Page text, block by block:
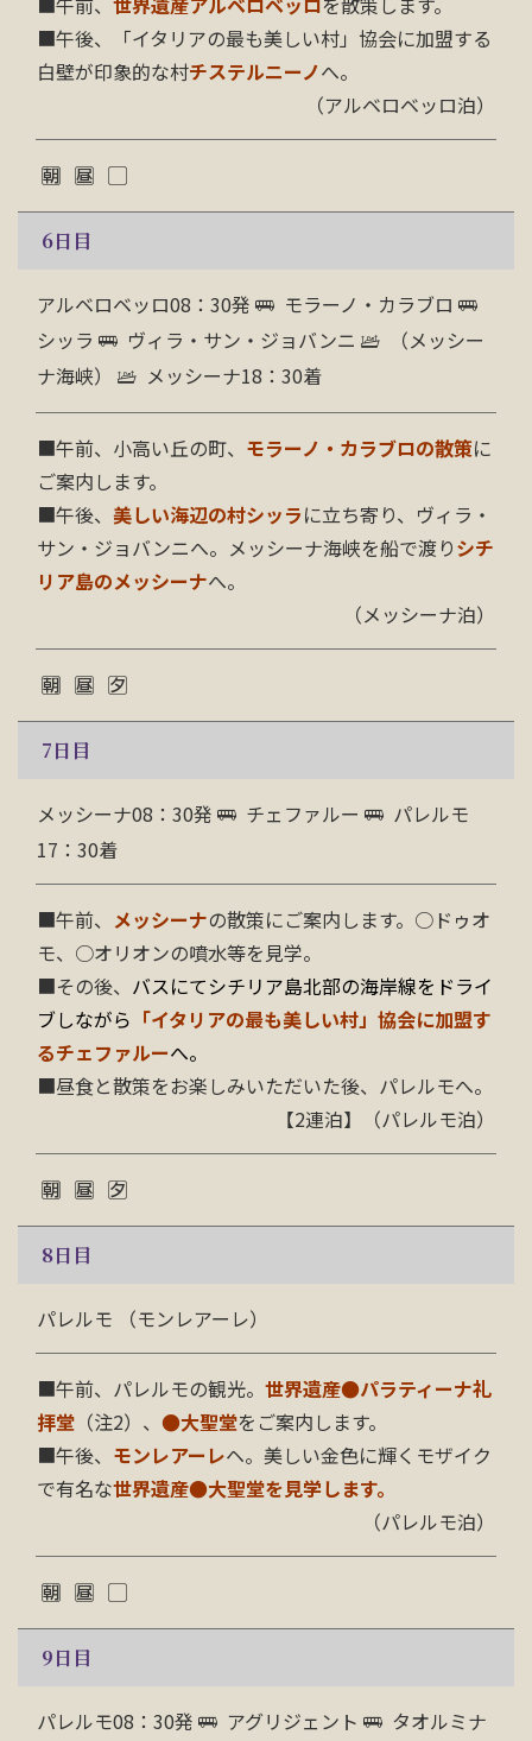
■午後、「イタリアの最も美しい村」協会に加盟する
白壁が印象的な村チステルニーノへ。
（アルベロベッロ泊）
6日目
アルベロベッロ08：30発
モラーノ・カラブロ
シッラ
ヴィラ・サン・ジョバンニ
（メッシー
ナ海峡）
メッシーナ18：30着
■午前、小高い丘の町、 モラーノ・カラブロの散策に
ご案内します。
■午後、 美しい海辺の村シッラに立ち寄り、ヴィラ・
サン・ジョバンニへ。メッシーナ海峡を船で渡りシチ
リア島のメッシーナへ。
（メッシーナ泊）
7日目
メッシーナ08：30発 チェファルー
パレルモ
17：30着
■午前、 メッシーナの散策にご案内します。○ドゥオ
モ、○オリオンの噴水等を見学。
■その後、 バスにてシチリア島北部の海岸線をドライ
ブしながら 「イタリアの最も美しい村」協会に加盟す
るチェファルーへ。
■昼食と散策をお楽しみいただいた後、パレルモへ。
【2連泊】（パレルモ泊）
8日目
パレルモ （モンレアーレ）
■午前、パレルモの観光。 世界遺産●パラティーナ礼
拝堂 （注2）、 ●大聖堂をご案内します。
■午後、 モンレアーレヘ。美しい金色に輝くモザイク
で有名な世界遺産●大聖堂を見学します。
（パレルモ泊）
9日目
パレルモ08：30発 アグリジェント
タオルミナ